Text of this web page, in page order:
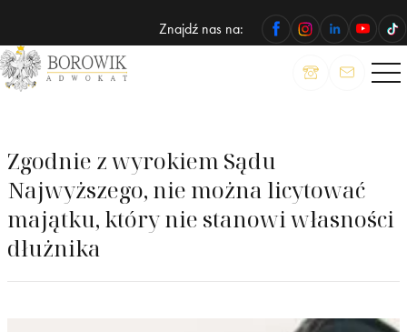
Znajdź nas na:
ADWOKAT
Wojciech
Zgodnie z wyrokiem Sądu
Najwyższego, nie można licytować
majątku, który nie stanowi własności
dłużnika